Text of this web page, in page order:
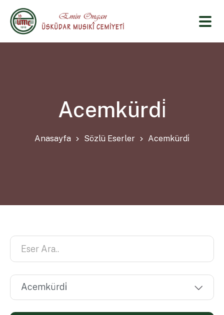
Acemkürdi̇
Anasayfa Sözlü Eserler Acemkürdi̇